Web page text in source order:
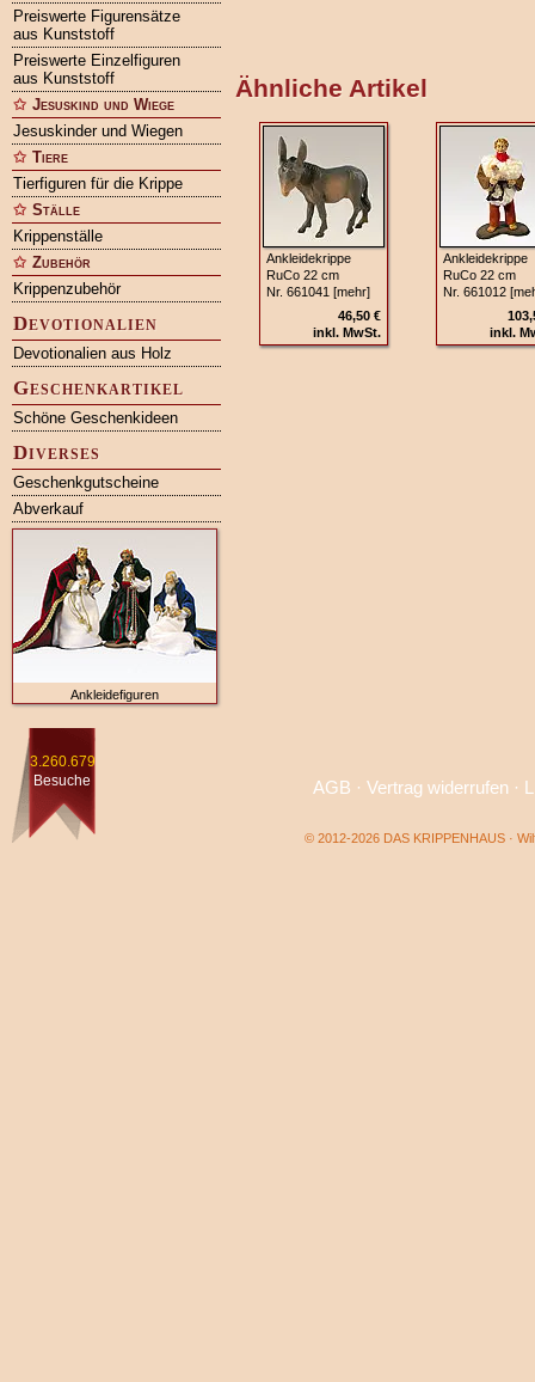
Preiswerte Figurensätze
aus Kunststoff
Preiswerte Einzelfiguren
aus Kunststoff
Jesuskind und Wiege
Jesuskinder und Wiegen
Tiere
Tierfiguren für die Krippe
Ställe
Krippenställe
Zubehör
Krippenzubehör
Devotionalien
Devotionalien aus Holz
Geschenkartikel
Schöne Geschenkideen
Diverses
Geschenkgutscheine
Abverkauf
Ankleidefiguren
Ähnliche Artikel
Ankleidekrippe
RuCo 22 cm
Nr. 661041 [mehr]
46,50 €
inkl. MwSt.
Ankleidekrippe
RuCo 22 cm
Nr. 661012
inkl.
3.260.679
Besuche
AGB · Vertrag widerrufen·
© 2012-2026 DAS KRIPPENHAUS ·